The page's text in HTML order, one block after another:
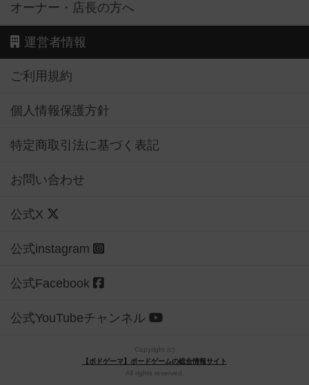
オーナー・店長の方へ
運営者情報
ご利用規約
個人情報保護方針
特定商取引法に基づく表記
お問い合わせ
公式X
公式instagram
公式Facebook
公式YouTubeチャンネル
Copyright (c)
【ボドゲーマ】ボードゲームの総合情報サイト
All rights reserved.